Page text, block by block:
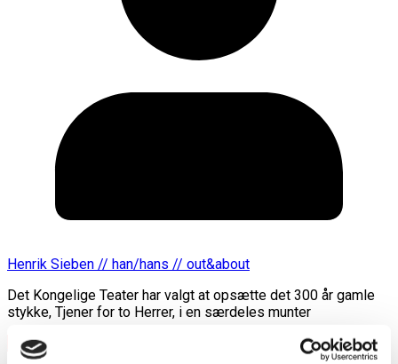
Henrik Sieben // han/hans // out&about
Det Kongelige Teater har valgt at opsætte det 300 år gamle
stykke, Tjener for to Herrer, i en særdeles munter
Læs mere